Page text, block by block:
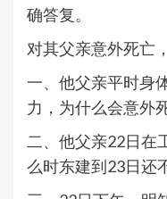
确答复。
对其父亲意外死亡
一、他父亲平时身
力，为什么会意外
二、他父亲22日在
么时东建到23日还